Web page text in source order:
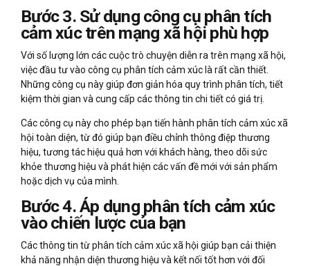
Bước 3. Sử dụng công cụ phân tích
cảm xúc trên mạng xã hội phù hợp
Với số lượng lớn các cuộc trò chuyện diễn ra trên mạng xã hội,
việc đầu tư vào công cụ phân tích cảm xúc là rất cần thiết.
Những công cụ này giúp đơn giản hóa quy trình phân tích, tiết
kiệm thời gian và cung cấp các thông tin chi tiết có giá trị.
Các công cụ này cho phép bạn tiến hành phân tích cảm xúc xã
hội toàn diện, từ đó giúp bạn điều chỉnh thông điệp thương
hiệu, tương tác hiệu quả hơn với khách hàng, theo dõi sức
khỏe thương hiệu và phát hiện các vấn đề mới với sản phẩm
hoặc dịch vụ của mình.
Bước 4. Áp dụng phân tích cảm xúc
vào chiến lược của bạn
Các thông tin từ phân tích cảm xúc xã hội giúp bạn cải thiện
khả năng nhận diện thương hiệu và kết nối tốt hơn với đối